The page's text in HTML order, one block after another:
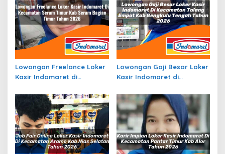
Lowongan Freelance Loker
Kasir Indomaret di
Kab. Seram Bagian Timur
Tahun 2026
Lowongan Gaji Besar Loker
Kasir Indomaret di
Kab. Bengkulu Tengah
Tahun 2026